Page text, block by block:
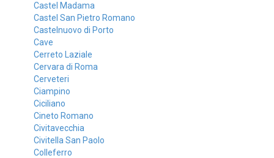
Castel Madama
Castel San Pietro Romano
Castelnuovo di Porto
Cave
Cerreto Laziale
Cervara di Roma
Cerveteri
Ciampino
Ciciliano
Cineto Romano
Civitavecchia
Civitella San Paolo
Colleferro